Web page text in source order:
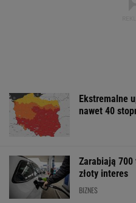
Ekstremalne
nawet 40
Zarabiają
złoty interes
BIZNES